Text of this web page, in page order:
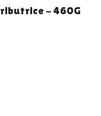
- 460G